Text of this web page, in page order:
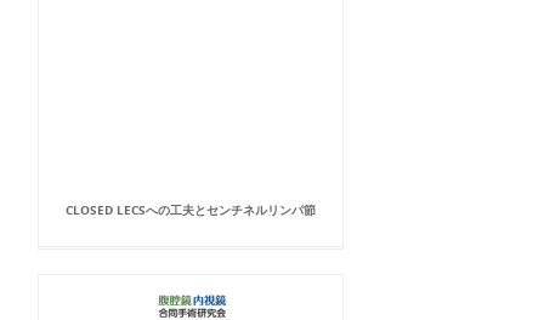
CLOSED LECSへの工夫とセンチネルリンパ節